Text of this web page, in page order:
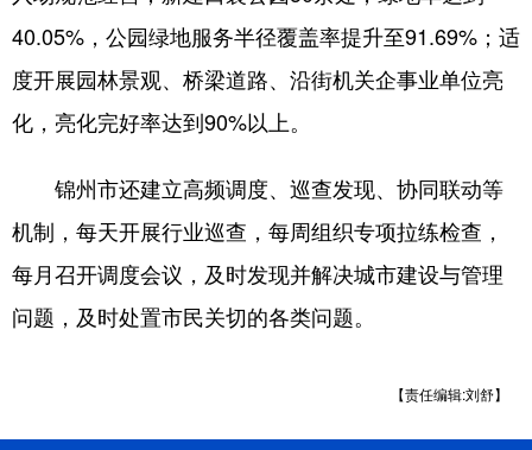
40.05%，公园绿地服务半径覆盖率提升至91.69%；适
度开展园林景观、桥梁道路、沿街机关企事业单位亮
化，亮化完好率达到90%以上。
锦州市还建立高频调度、巡查发现、协同联动等
机制，每天开展行业巡查，每周组织专项拉练检查，
每月召开调度会议，及时发现并解决城市建设与管理
问题，及时处置市民关切的各类问题。
【责任编辑:刘舒】